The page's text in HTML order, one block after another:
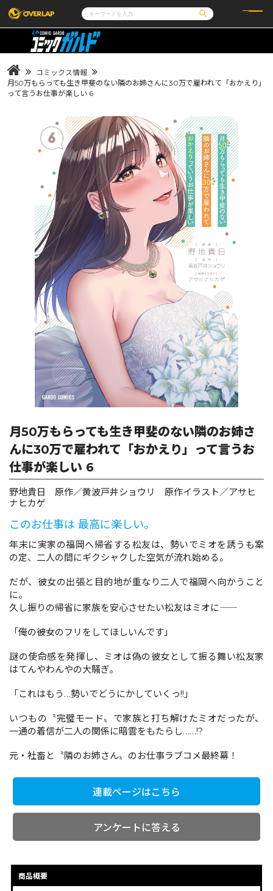
コミック
LiQulle
ラブパルフェ
ライトノベル
ロサージュノベルス
その他
コミックエッセイ
ポケットモンスター
通販・NEWS
会社概要
採用情報
アクセス
オーバーラップホールディングス
お問い合わせはこちら
オーバーラップ文庫
オーバーラップノベルス
オーバーラップノベルスf
コミックガルド
コミックパルフェ
コミックエッセイ
閉じる
コミックス情報
月50万もらっても生き甲斐のない隣のお姉さんに30万で雇われて「おかえり」
って言うお仕事が楽しい 6
月50万もらっても生き甲斐のない隣のお姉さ
んに30万で雇われて「おかえり」って言うお
仕事が楽しい 6
野地貴日 原作／黄波戸井ショウリ 原作イラスト／アサヒ
ナヒカゲ
このお仕事は 最高に楽しい。
年末に実家の福岡へ帰省する松友は、勢いでミオを誘うも案
の定、二人の間にギクシャクした空気が流れ始める。
だが、彼女の出張と目的地が重なり二人で福岡へ向かうこと
に。
久し振りの帰省に家族を安心させたい松友はミオに――
「俺の――彼女のフリをしてほしいんです」
謎の使命感を発揮し、ミオは偽の彼女として振る舞い松友家
はてんやわんやの大騒ぎ。
「これはもう…勢いでどうにかしていくっ!!」
いつもの〝完璧モード〟で家族と打ち解けたミオだったが、
一通の着信が二人の関係に暗雲をもたらし……!?
元・社畜と〝隣のお姉さん〟のお仕事ラブコメ最終幕！
連載ページはこちら
アンケートに答える
商品概要